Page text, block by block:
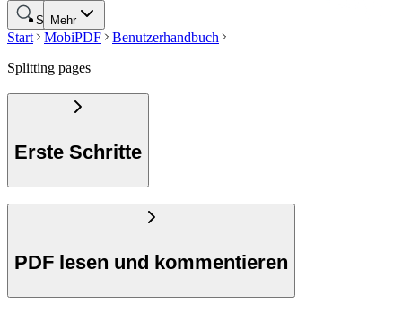
Mehr
Suche
Start MobiPDF
Benutzerhandbuch
Splitting pages
Erste Schritte
PDF lesen und kommentieren